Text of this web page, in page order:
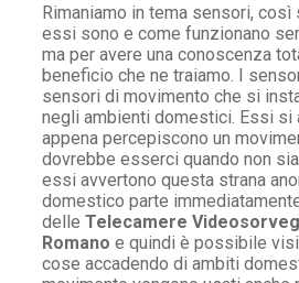
Rimaniamo in tema sensori,
essi sono e come funzionano
ma per avere una conoscenza
beneficio che ne traiamo. I
sensori di movimento che si
negli ambienti domestici. Essi si
appena percepiscono un
dovrebbe esserci quando non
essi avvertono questa strana
domestico parte
delle Telecamere
Romano e quindi è possibile
cose accadendo di ambiti